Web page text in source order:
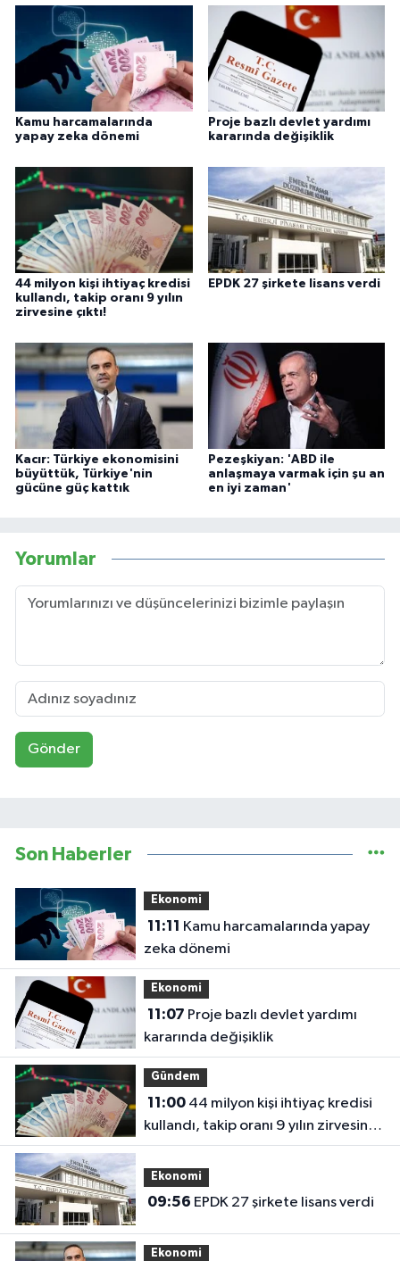
Kamu harcamalarında
yapay zeka dönemi
Proje bazlı devlet yardımı
kararında değişiklik
44 milyon kişi ihtiyaç kredisi
kullandı, takip oranı 9 yılın
zirvesine çıktı!
EPDK 27 şirkete lisans verdi
Kacır: Türkiye ekonomisini
büyüttük, Türkiye'nin
gücüne güç kattık
Pezeşkiyan: 'ABD ile
anlaşmaya varmak için şu an
en iyi zaman'
Yorumlar
Gönder
Son Haberler
Ekonomi
11:11
zeka dönemi
Ekonomi
11:07
kararında değişiklik
Gündem
11:0044 milyon kişi ihtiyaç kredisi
kullandı, takip oranı 9 yılın zirvesine
çıktı!
Ekonomi
09:56 EPDK 27 şirkete lisans verdi
Ekonomi